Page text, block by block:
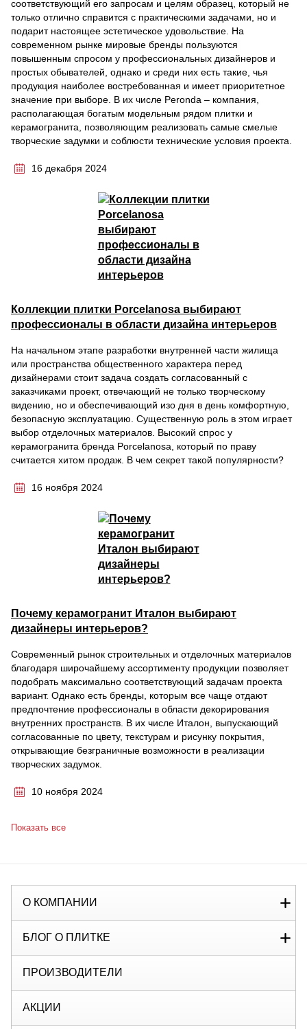
соответствующий его запросам и целям образец, который не
только отлично справится с практическими задачами, но и
подарит настоящее эстетическое удовольствие. На
современном рынке мировые бренды пользуются
повышенным спросом у профессиональных дизайнеров и
простых обывателей, однако и среди них есть такие, чья
продукция наиболее востребованная и имеет приоритетное
значение при выборе. В их числе Peronda – компания,
располагающая богатым модельным рядом плитки и
керамогранита, позволяющим реализовать самые смелые
творческие задумки и соблюсти технические условия проекта.
16 декабря 2024
Коллекции плитки Porcelanosa выбирают
профессионалы в области дизайна интерьеров
На начальном этапе разработки внутренней части жилища
или пространства общественного характера перед
дизайнерами стоит задача создать согласованный с
заказчиками проект, отвечающий не только творческому
видению, но и обеспечивающий изо дня в день комфортную,
безопасную эксплуатацию. Существенную роль в этом играет
выбор отделочных материалов. Высокий спрос у
керамогранита бренда Porcelanosa, который по праву
считается хитом продаж. В чем секрет такой популярности?
16 ноября 2024
Почему керамогранит Италон выбирают
дизайнеры интерьеров?
Современный рынок строительных и отделочных материалов
благодаря широчайшему ассортименту продукции позволяет
подобрать максимально соответствующий задачам проекта
вариант. Однако есть бренды, которым все чаще отдают
предпочтение профессионалы в области декорирования
внутренних пространств. В их числе Италон, выпускающий
согласованные по цвету, текстурам и рисунку покрытия,
открывающие безграничные возможности в реализации
творческих задумок.
10 ноября 2024
Показать все
О КОМПАНИИ
БЛОГ О ПЛИТКЕ
ПРОИЗВОДИТЕЛИ
АКЦИИ